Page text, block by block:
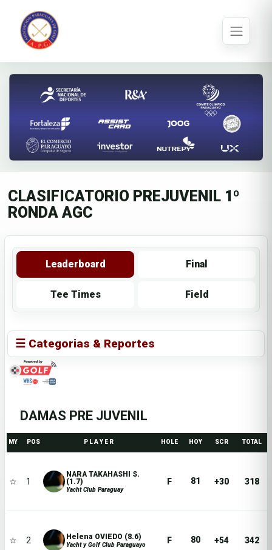
CLASIFICATORIO PREJUVENIL 1º
RONDA AGC
Leaderboard Final
Tee Times Field
☰ Categorias & Reportes
DAMAS PRE JUVENIL
MY POS P L A Y E R HOLE HOY SCR TOTAL
☆ 1
NARA TAKAHASHI S.
(1.7)
Yacht Club Paraguay
F 81 +30 318
☆ 2 Helena OVIEDO (8.6)
Yacht y Golf Club Paraguayo F 80 +54 342